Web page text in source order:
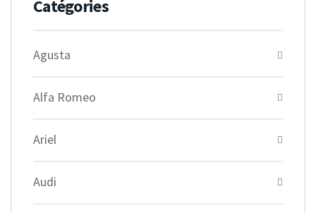
Catégories
Agusta
Alfa Romeo
Ariel
Audi